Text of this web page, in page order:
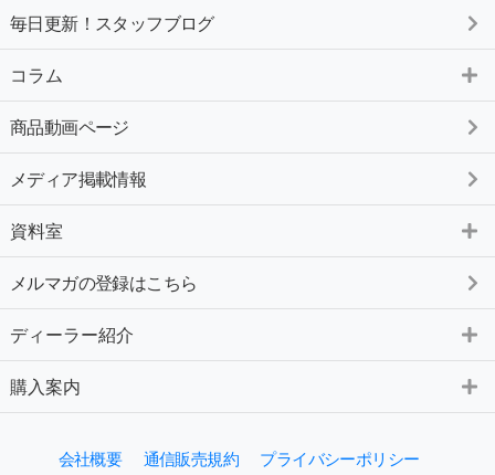
毎日更新！スタッフブログ
コラム
商品動画ページ
メディア掲載情報
資料室
メルマガの登録はこちら
ディーラー紹介
購入案内
会社概要 通信販売規約 プライバシーポリシー